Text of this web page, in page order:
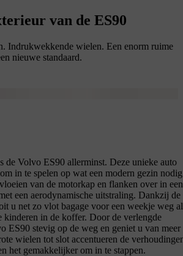
van de ES90
Indrukwekkende wielen. Een enorm ruime
nieuwe standaard.
de Volvo ES90 allerminst. Deze unieke auto
in te spelen op wat een modern gezin nodig
van de motorkap en flanken over in een
een aerodynamische uitstraling. Dankzij de
u net zo vlot bagage voor een weekje weg
kinderen in de koffer. Door de verlengde
ES90 stevig op de weg en geniet u van meer
wielen tot slot accentueren de
het gemakkelijker om in te stappen.